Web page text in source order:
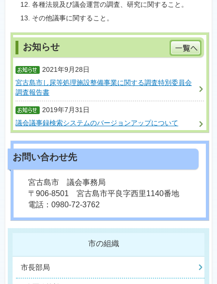
各種法規及び議会運営の調査、研究に関すること。
その他議事に関すること。
2021年9月28日
宮古島市し尿等処理施設整備事業に関する調査特別委員会
調査報告書
2019年7月31日
議会議事録検索システムのバージョンアップについて
宮古島市 議会事務局
〒906-8501 宮古島市平良字西里1140番地
電話：0980-72-3762
市の組織
市長部局